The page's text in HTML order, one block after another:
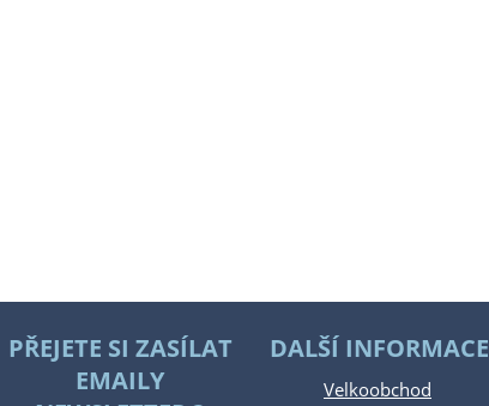
PŘEJETE SI ZASÍLAT
EMAILY
DALŠÍ INFORMACE
Velkoobchod